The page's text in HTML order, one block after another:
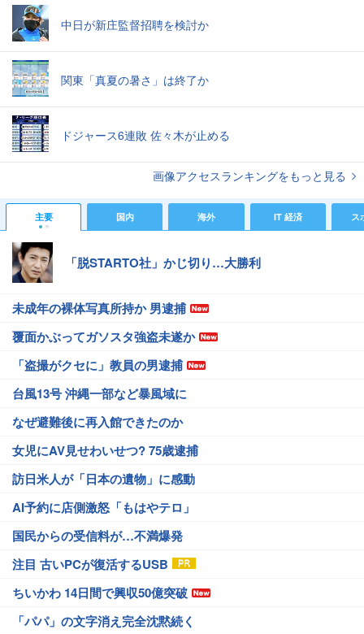
中日が新庄監督招聘を検討か
関東「真夏の暑さ」は終了か
ドジャース6連敗 佐々木が止める
画像アクセスランキングをもっと見る
主要 国内 海外 IT 経済 ス
「脱STARTO社」かじ切り…大勝利
未成年の裸体写真所持か 男逮捕
覆面かぶってガソスタ強盗未遂か
「盗撮がクセに」教員の男逮捕
台風13号 沖縄一部など暴風域に
なぜ避難後に再入館できたのか
女児にAV見せわいせつ? 75歳逮捕
訪日米人が「日本の遺物」に感動
AI予約に店側激怒「もはやテロ」
国民からの受信料が…不満爆発
注目 古いPCが復活するUSB
ちいかわ 14日間で興収50億突破
「パパ」の文字消え完全沈黙続く